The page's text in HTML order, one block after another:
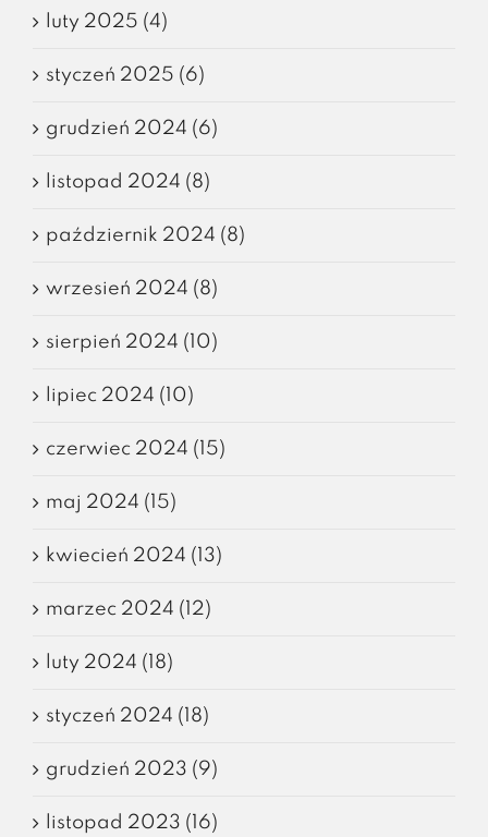
luty 2025 (4)
styczeń 2025 (6)
grudzień 2024 (6)
listopad 2024 (8)
październik 2024 (8)
wrzesień 2024 (8)
sierpień 2024 (10)
lipiec 2024 (10)
czerwiec 2024 (15)
maj 2024 (15)
kwiecień 2024 (13)
marzec 2024 (12)
luty 2024 (18)
styczeń 2024 (18)
grudzień 2023 (9)
listopad 2023 (16)